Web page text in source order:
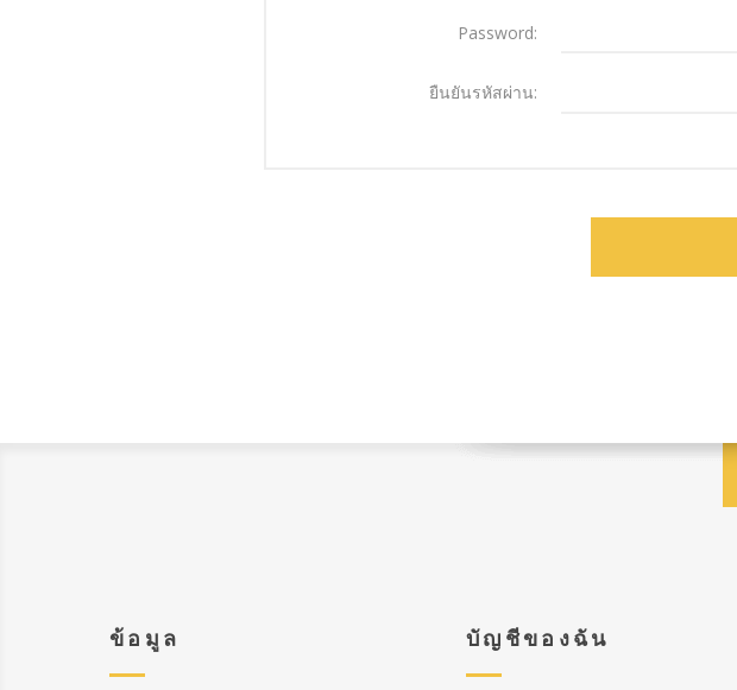
Password:
ยืนยันรหัสผ่าน:
ข้อมูล บัญชีของฉัน